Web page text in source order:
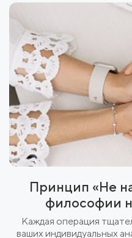
Принцип «Не
философии
Каждая операция
ваших индивидуальных